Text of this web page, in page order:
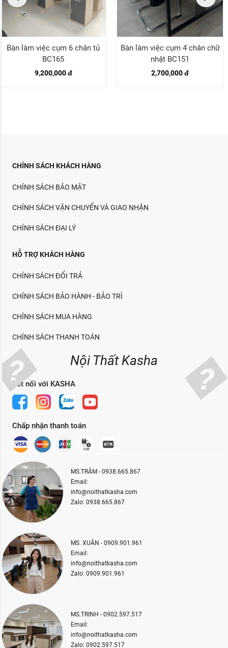
Bàn làm việc cụm 6 chân tủ
BC165
9,200,000 đ
Bàn làm việc cụm 4 chân chữ
nhật BC151
2,700,000 đ
CHÍNH SÁCH KHÁCH HÀNG
CHÍNH SÁCH BẢO MẬT
CHÍNH SÁCH VẬN CHUYỂN VÀ GIAO NHẬN
CHÍNH SÁCH ĐẠI LÝ
HỖ TRỢ KHÁCH HÀNG
CHÍNH SÁCH ĐỔI TRẢ
CHÍNH SÁCH BẢO HÀNH - BẢO TRÌ
CHÍNH SÁCH MUA HÀNG
CHÍNH SÁCH THANH TOÁN
Nội Thất Kasha
Kết nối với KASHA
Chấp nhận thanh toán
MS.TRÂM - 0938.665.867
Email:
info@noithatkasha.com
Zalo: 0938.665.867
MS. XUÂN - 0909.901.961
Email:
info@noithatkasha.com
Zalo: 0909.901.961
MS.TRINH - 0902.597.517
Email:
info@noithatkasha.com
Zalo: 0902.597.517